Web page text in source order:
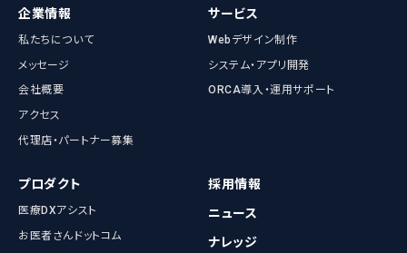
企業情報
私たちについて
メッセージ
会社概要
アクセス
代理店・パートナー募集
サービス
Webデザイン制作
システム・アプリ開発
ORCA導入・運用サポート
プロダクト
医療DXアシスト
お医者さんドットコム
採用情報
ニュース
ナレッジ